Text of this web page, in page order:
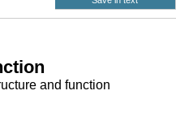
and function